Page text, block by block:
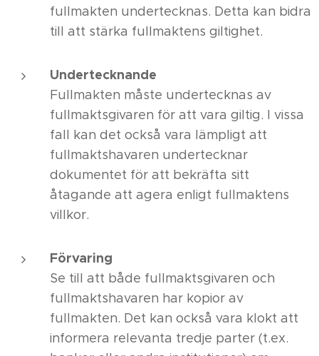
fullmakten undertecknas. Detta kan bidra
till att stärka fullmaktens giltighet.
Undertecknande
Fullmakten måste undertecknas av
fullmaktsgivaren för att vara giltig. I vissa
fall kan det också vara lämpligt att
fullmaktshavaren undertecknar
dokumentet för att bekräfta sitt
åtagande att agera enligt fullmaktens
villkor.
Förvaring
Se till att både fullmaktsgivaren och
fullmaktshavaren har kopior av
fullmakten. Det kan också vara klokt att
informera relevanta tredje parter (t.ex.